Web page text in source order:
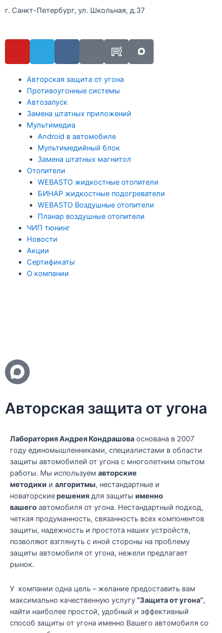
г. Санкт-Петербург, ул. Школьная, д.37
Авторская защита от угона
Противоугонные системы
Автозапуск
Замена штатных приложений
Мультимедиа
Android в автомобиле
Мультимедийный блок
Замена штатных магнитол
Отопители
WEBASTO жидкостные отопители
БИНАР жидкостные подогреватели
WEBASTO Воздушные отопители
Планар воздушные отопители
ЧИП тюнинг
Новости
Акции
Сертификаты
О компании
Авторская защита от угона
Лаборатория Андрея Кондрашова основана в 2007
году единомышленниками, специалистами в области
защиты автомобилей от угона с многолетним опытом
работы. Мы используем авторские
методики и алгоритмы, нестандартные и
новаторскиерешения для защиты именно
вашего автомобиля от угона. Нестандартный подход,
четкая продуманность, связанность всех компонентов
защиты, надежность и простота наших устройств,
позволяют взглянуть с иной стороны на проблему
защиты автомобиля от угона, нежели предлагает
рынок.
У компании одна цель – желание предоставить вам
максимально качественную услугу“Защита от угона”,
найти наиболее простой, удобный и эффективный
способ защиты от угона именно Вашего автомобиля со